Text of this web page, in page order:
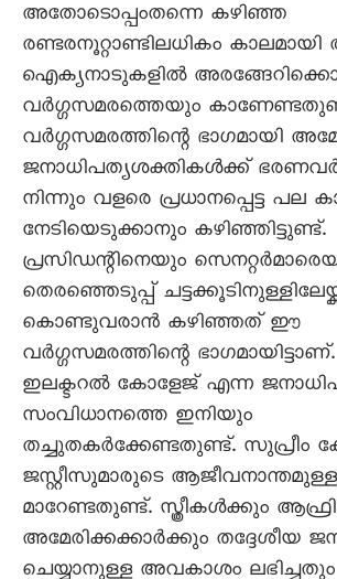
അതോടൊപ്പംതന്നെ കഴിഞ്ഞ
രണ്ടരനൂറ്റാണ്ടിലധികം
ഐക്യനാടുകളിൽ
വർഗ്ഗസമരത്തെയും
വർഗ്ഗസമരത്തിന്റെ ഭാഗമായി
ജനാധിപത്യശക്തികൾക്ക്
നിന്നും വളരെ പ്രധാനപ്പെട്ട പല
നേടിയെടുക്കാനും കഴിഞ്ഞിട്ടുണ്ട്.
പ്രസിഡന്റിനെയും
തെരഞ്ഞെടുപ്പ്
കൊണ്ടുവരാൻ കഴിഞ്ഞത് ഈ
വർഗ്ഗസമരത്തിന്റെ
ഇലക്ടറൽ കോളേജ് എന്ന
സംവിധാനത്തെ ഇനിയും
തച്ചുതകർക്കേണ്ടതുണ്ട്. സുപ്രീം
ജസ്റ്റീസുമാരുടെ
മാറേണ്ടതുണ്ട്. സ്ത്രീകൾക്കും
അമേരിക്കക്കാർക്കും തദ്ദേശീയ
ചെയ്യാനുള്ള അവകാശം